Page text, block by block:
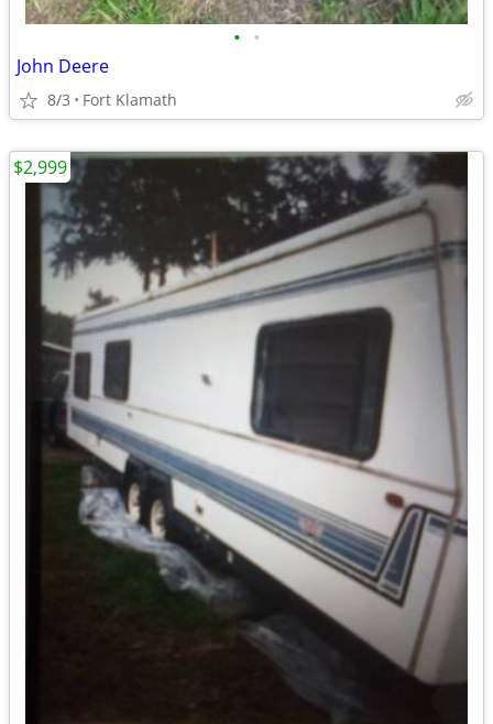
• •
John Deere
8/3 Fort Klamath
$2,999